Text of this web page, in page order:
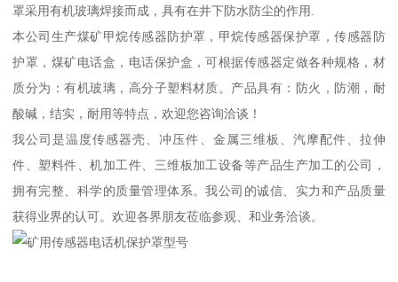
罩采用有机玻璃焊接而成，具有在井下防水防尘的作用.
本公司生产煤矿甲烷传感器防护罩，甲烷传感器保护罩，传感器防
护罩，煤矿电话盒，电话保护盒，可根据传感器定做各种规格，材
质分为：有机玻璃，高分子塑料材质。产品具有：防火，防潮，耐
酸碱，结实，耐用等特点，欢迎您咨询洽谈！
我公司是温度传感器壳、冲压件、金属三维板、汽摩配件、拉伸
件、塑料件、机加工件、三维板加工设备等产品生产加工的公司，
拥有完整、科学的质量管理体系。我公司的诚信、实力和产品质量
获得业界的认可。欢迎各界朋友莅临参观、和业务洽谈。